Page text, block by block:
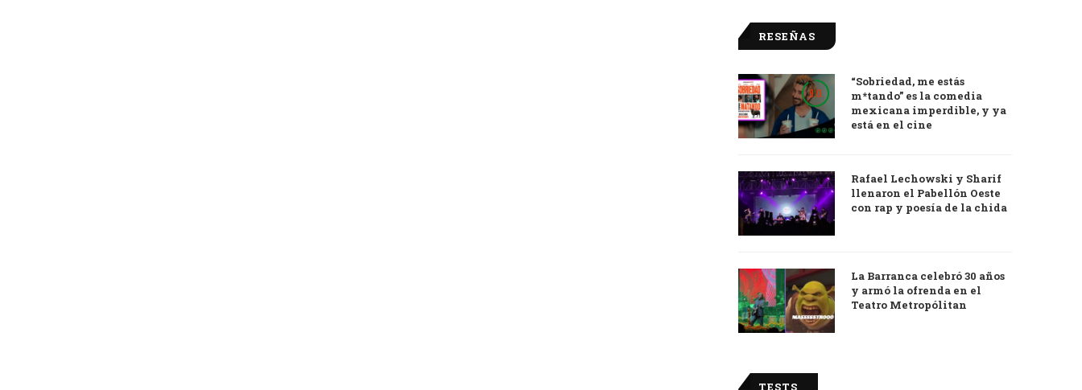
RESEÑAS
9.0
“Sobriedad, me estás
m*tando” es la comedia
mexicana imperdible, y ya
está en el cine
Rafael Lechowski y Sharif
llenaron el Pabellón Oeste
con rap y poesía de la chida
La Barranca celebró 30 años
y armó la ofrenda en el
Teatro Metropólitan
TESTS